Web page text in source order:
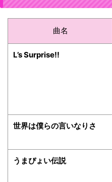
曲名
L’s Surprise!!
世界は僕らの言いなりさ
うまぴょい伝説